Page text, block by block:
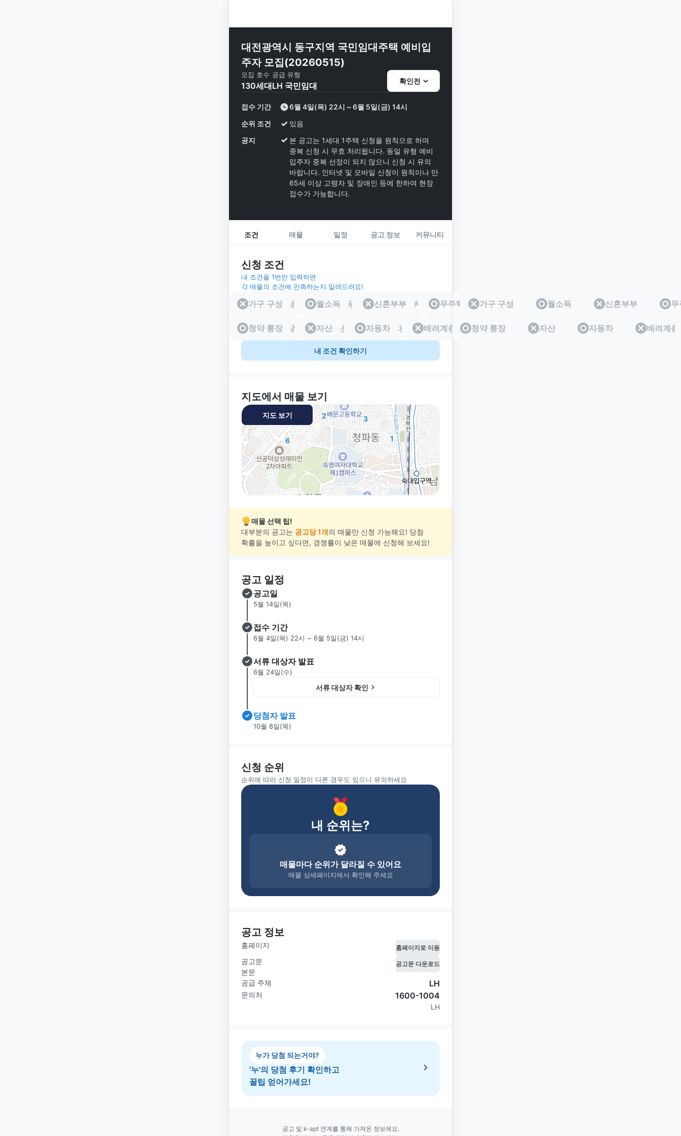
대전광역시 동구지역 국민임대주택 예비입
주자 모집(20260515)
모집 호수
130세대
공급 유형
LH 국민임대 확인전
접수 기간
6월 4일(목) 22시 ~ 6월 5일(금) 14시
순위 조건
있음
공지
본 공고는 1세대 1주택 신청을 원칙으로 하며
중복 신청 시 무효 처리됩니다. 동일 유형 예비
입주자 중복 선정이 되지 않으니 신청 시 유의
바랍니다. 인터넷 및 모바일 신청이 원칙이나 만
65세 이상 고령자 및 장애인 등에 한하여 현장
접수가 가능합니다.
조건 매물 일정 공고 정보 커뮤니티
신청 조건
내 조건을 1번만 입력하면
각 매물의 조건에 만족하는지 알려드려요!
가구 구성 월소득 신혼부부 무주택
가구 구성 월소득 신혼부부 무주택 가구 구성 월소득 신혼부부
청약 통장 자산 자동차 배려계층
청약 통장 자산 자동차 배려계층 청약 통장 자산 자동차 배려계층
내 조건 확인하기
지도에서 매물 보기
6
2 3
1
지도 보기
매물 선택 팁!
대부분의 공고는 공고당 1개의 매물만 신청 가능해요! 당첨
확률을 높이고 싶다면, 경쟁률이 낮은 매물에 신청해 보세요!
공고 일정
공고일
5월 14일(목)
접수 기간
6월 4일(목) 22시 ~ 6월 5일(금) 14시
서류 대상자 발표
6월 24일(수)
서류 대상자 확인
당첨자 발표
10월 8일(목)
신청 순위
순위에 따라 신청 일정이 다른 경우도 있으니 유의하세요
내 순위는?
매물마다 순위가 달라질 수 있어요
매물 상세페이지에서 확인해 주세요
공고 정보
홈페이지 홈페이지로 이동
공고문
본문
공고문 다운로드
공급 주체 LH
문의처 1600-1004
LH
누가 당첨 되는거야?
'누'의 당첨 후기 확인하고
꿀팁 얻어가세요!
공고 및 k-apt 연계를 통해 가져온 정보에요.